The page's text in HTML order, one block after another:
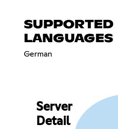
SUPPORTED
LANGUAGES
German
Server
Detail